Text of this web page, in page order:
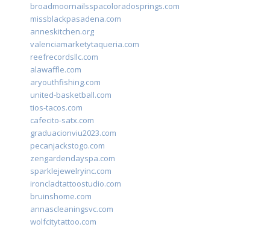
broadmoornailsspacoloradosprings.com
missblackpasadena.com
anneskitchen.org
valenciamarketytaqueria.com
reefrecordsllc.com
alawaffle.com
aryouthfishing.com
united-basketball.com
tios-tacos.com
cafecito-satx.com
graduacionviu2023.com
pecanjackstogo.com
zengardendayspa.com
sparklejewelryinc.com
ironcladtattoostudio.com
bruinshome.com
annascleaningsvc.com
wolfcitytattoo.com